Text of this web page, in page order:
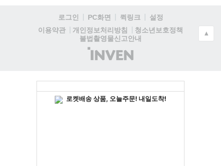
로그인 PC화면 퀵링크
설정
이용약관
개인정보처리방침
청소년보호정책
불법촬영물신고안내
(주)
인
▲